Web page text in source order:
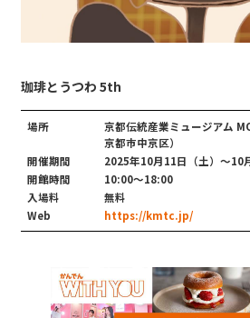
珈琲とうつわ 5th
場所
京都伝統産業ミュージアム
京都市中京区）
開催期間
2025年10月11日（土）～10
開館時間
10:00～18:00
入場料
無料
Web
https://kmtc.jp/